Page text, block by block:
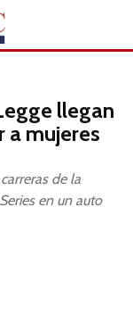
llegan
a mujeres
de la
en un auto